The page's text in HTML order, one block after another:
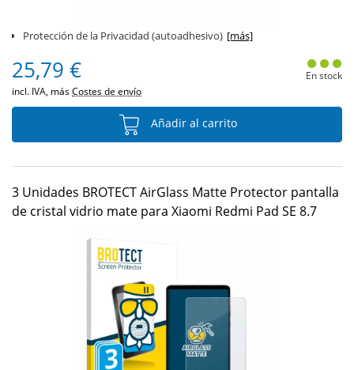
Protección de la Privacidad (autoadhesivo) [más]
25,79 €
incl. IVA, másCostes de envío
En stock
Añadir al carrito
3 Unidades BROTECT AirGlass Matte Protector pantalla
de cristal vidrio mate para Xiaomi Redmi Pad SE 8.7